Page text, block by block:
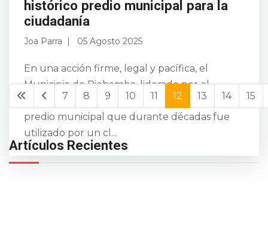
histórico predio municipal para la
ciudadanía
Joa Parra 05 Agosto 2025
En una acción firme, legal y pacífica, el
Municipio de Riobamba, liderado por el
alcalde John Vinueza, tomó posesión de un
predio municipal que durante décadas fue
utilizado por un cl...
7 8 9 10 11 12 13 14 15
Artículos Recientes